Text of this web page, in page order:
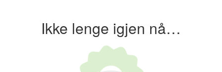
Ikke lenge igjen nå…